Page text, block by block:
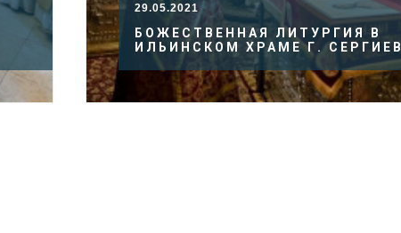
29.05.2021
БОЖЕСТВЕННАЯ ЛИТУРГИЯ В
ИЛЬИНСКОМ ХРАМЕ Г.